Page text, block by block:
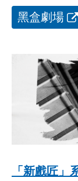
黑盒劇場
「新戲匠」